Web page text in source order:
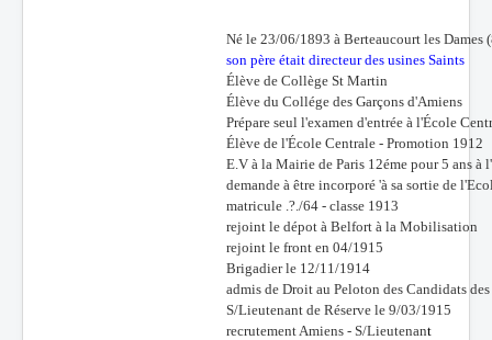
Né le 23/06/1893 à Berteaucourt les Dames
son père était directeur des usines Saints
Élève de Collège St Martin
Élève du Collége des Garçons d'Amiens
Prépare seul l'examen d'entrée à l'École
Élève de l'École Centrale - Promotion 1912
E.V à la Mairie de Paris 12éme pour 5 ans à
demande à être incorporé 'à sa sortie de
matricule .?./64 - classe 1913
rejoint le dépot à Belfort à la Mobilisation
rejoint le front en 04/1915
Brigadier le 12/11/1914
admis de Droit au Peloton des Candidats
S/Lieutenant de Réserve le 9/03/1915
recrutement Amiens - S/Lieutenant